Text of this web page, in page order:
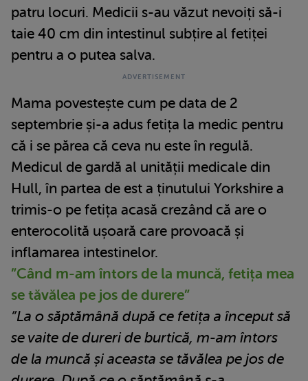
patru locuri. Medicii s-au văzut nevoiți să-i
taie 40 cm din intestinul subțire al fetiței
pentru a o putea salva.
Mama povestește cum pe data de 2
septembrie și-a adus fetița la medic pentru
că i se părea că ceva nu este în regulă.
Medicul de gardă al unității medicale din
Hull, în partea de est a ținutului Yorkshire a
trimis-o pe fetița acasă crezând că are o
enterocolită ușoară care provoacă și
inflamarea intestinelor.
”Când m-am întors de la muncă, fetița mea
se tăvălea pe jos de durere”
”La o săptămână după ce fetița a început să
se vaite de dureri de burtică, m-am întors
de la muncă și aceasta se tăvălea pe jos de